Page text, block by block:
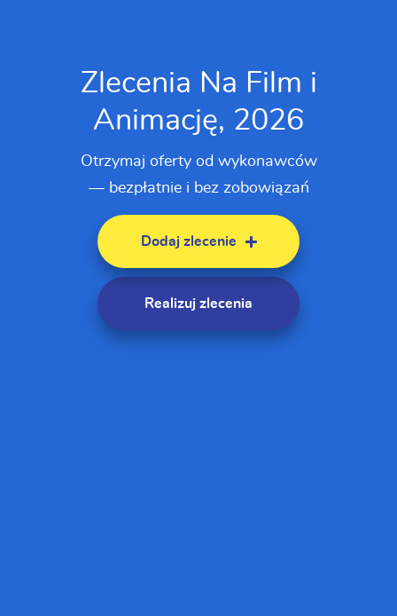
Zlecenia Na Film i
Animację, 2026
Otrzymaj oferty od wykonawców
— bezpłatnie i bez zobowiązań
Dodaj zlecenie
Realizuj zlecenia